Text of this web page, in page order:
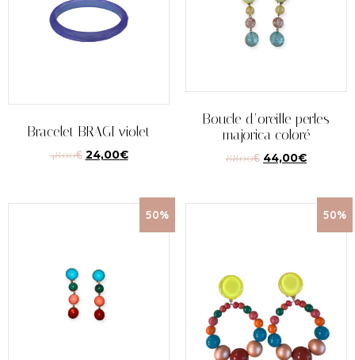
Bracelet BRAGI violet
48,00€ 24,00€
Boucle d’oreille perles
majorica coloré
88,00€ 44,00€
50% 50%